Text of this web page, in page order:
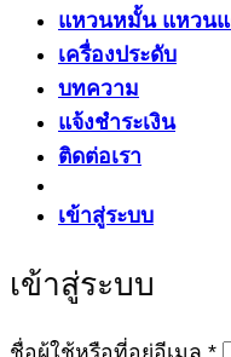
แหวนหมั้น แหวนแ
เครื่องประดับ
บทความ
แจ้งชำระเงิน
ติดต่อเรา
เข้าสู่ระบบ
เข้าสู่ระบบ
ต้